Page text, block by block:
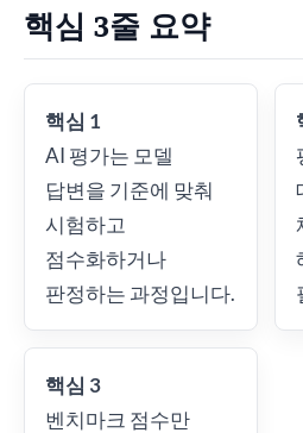
핵심 3줄 요약
핵심 1
AI 평가는 모델
답변을 기준에 맞춰
시험하고
점수화하거나
판정하는 과정입니다.
핵심 3
벤치마크 점수만